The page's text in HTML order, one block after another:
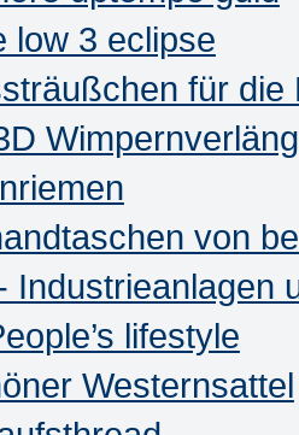
low 3 eclipse
für die
von
Industrieanlagen
lifestyle
Westernsattel